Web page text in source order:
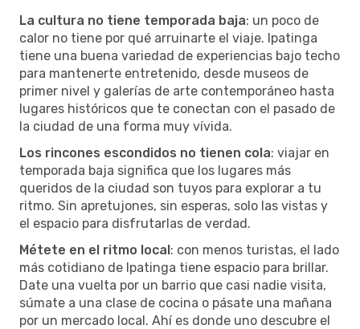
La cultura no tiene temporada baja: un poco de
calor no tiene por qué arruinarte el viaje. Ipatinga
tiene una buena variedad de experiencias bajo techo
para mantenerte entretenido, desde museos de
primer nivel y galerías de arte contemporáneo hasta
lugares históricos que te conectan con el pasado de
la ciudad de una forma muy vívida.
Los rincones escondidos no tienen cola: viajar en
temporada baja significa que los lugares más
queridos de la ciudad son tuyos para explorar a tu
ritmo. Sin apretujones, sin esperas, solo las vistas y
el espacio para disfrutarlas de verdad.
Métete en el ritmo local: con menos turistas, el lado
más cotidiano de Ipatinga tiene espacio para brillar.
Date una vuelta por un barrio que casi nadie visita,
súmate a una clase de cocina o pásate una mañana
por un mercado local. Ahí es donde uno descubre el